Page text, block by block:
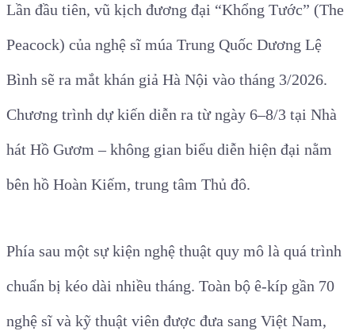
Lần đầu tiên, vũ kịch đương đại “Khổng Tước” (The
Peacock) của nghệ sĩ múa Trung Quốc Dương Lệ
Bình sẽ ra mắt khán giả Hà Nội vào tháng 3/2026.
Chương trình dự kiến diễn ra từ ngày 6–8/3 tại Nhà
hát Hồ Gươm – không gian biểu diễn hiện đại nằm
bên hồ Hoàn Kiếm, trung tâm Thủ đô.
Phía sau một sự kiện nghệ thuật quy mô là quá trình
chuẩn bị kéo dài nhiều tháng. Toàn bộ ê-kíp gần 70
nghệ sĩ và kỹ thuật viên được đưa sang Việt Nam,